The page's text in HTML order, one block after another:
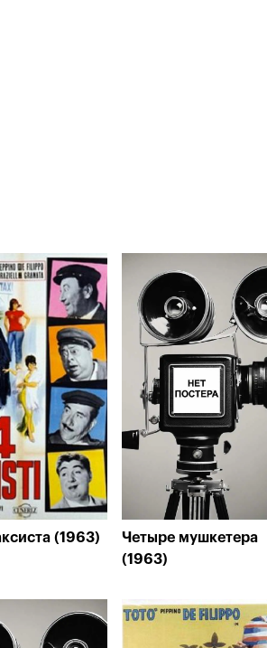
(1963)
Четыре мушкетера
(1963)